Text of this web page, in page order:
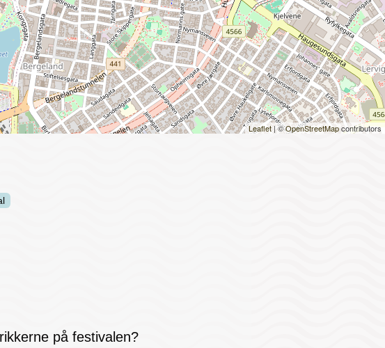
Leaflet | ©OpenStreetMapcontributors
på festivalen?